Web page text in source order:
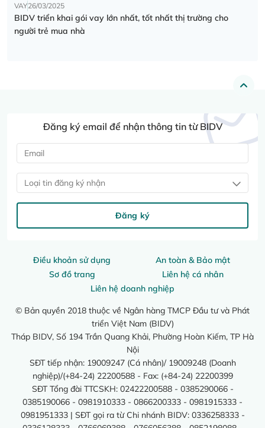
VAY26/03/2025
BIDV triển khai gói vay lớn nhất, tốt nhất thị trường cho
người trẻ mua nhà
Điều khoản sử dụng
An toàn & Bảo mật
Sơ đồ trang
Liên hệ cá nhân
Liên hệ doanh nghiệp
© Bản quyền 2018 thuộc về Ngân hàng TMCP Đầu tư và Phát
triển Việt Nam (BIDV)
Tháp BIDV, Số 194 Trần Quang Khải, Phường Hoàn Kiếm, TP Hà
Nội
SĐT tiếp nhận: 19009247 (Cá nhân)/ 19009248 (Doanh
nghiệp)/(+84-24) 22200588 - Fax: (+84-24) 22200399
SĐT Tổng đài TTCSKH: 02422200588 - 0385290066 -
0385190066 - 0981910333 - 0866200333 - 0981915333 -
0981951333 | SĐT gọi ra từ Chi nhánh BIDV: 0336258333 -
Đăng ký email để nhận thông tin từ BIDV
Loại tin đăng ký nhận
Đăng ký